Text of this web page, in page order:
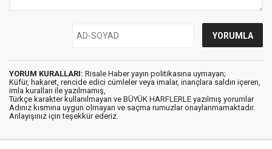
YORUM KURALLARI: Risale Haber yayın politikasına uymayan;
Küfür, hakaret, rencide edici cümleler veya imalar, inançlara saldırı içeren,
imla kuralları ile yazılmamış,
Türkçe karakter kullanılmayan ve BÜYÜK HARFLERLE yazılmış yorumlar
Adınız kısmına uygun olmayan ve saçma rumuzlar onaylanmamaktadır.
Anlayışınız için teşekkür ederiz.